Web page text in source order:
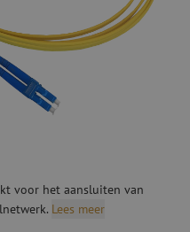
voor het aansluiten van
Lees meer